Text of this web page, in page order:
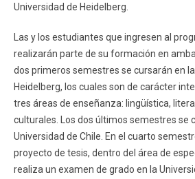
Universidad de Heidelberg.
Las y los estudiantes que ingresen al
realizarán parte de su formación en
dos primeros semestres se cursarán en
Heidelberg, los cuales son de carácter
tres áreas de enseñanza: lingüística,
culturales. Los dos últimos semestres se
Universidad de Chile. En el cuarto
proyecto de tesis, dentro del área de
realiza un examen de grado en la